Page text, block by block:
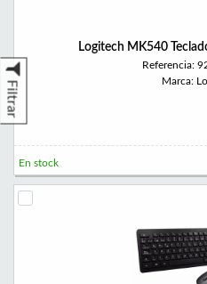
Filtrar
Logitech MK540
Referencia:
Marca:
En stock